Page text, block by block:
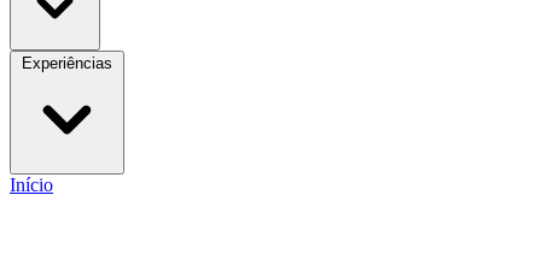
Experiências
Início